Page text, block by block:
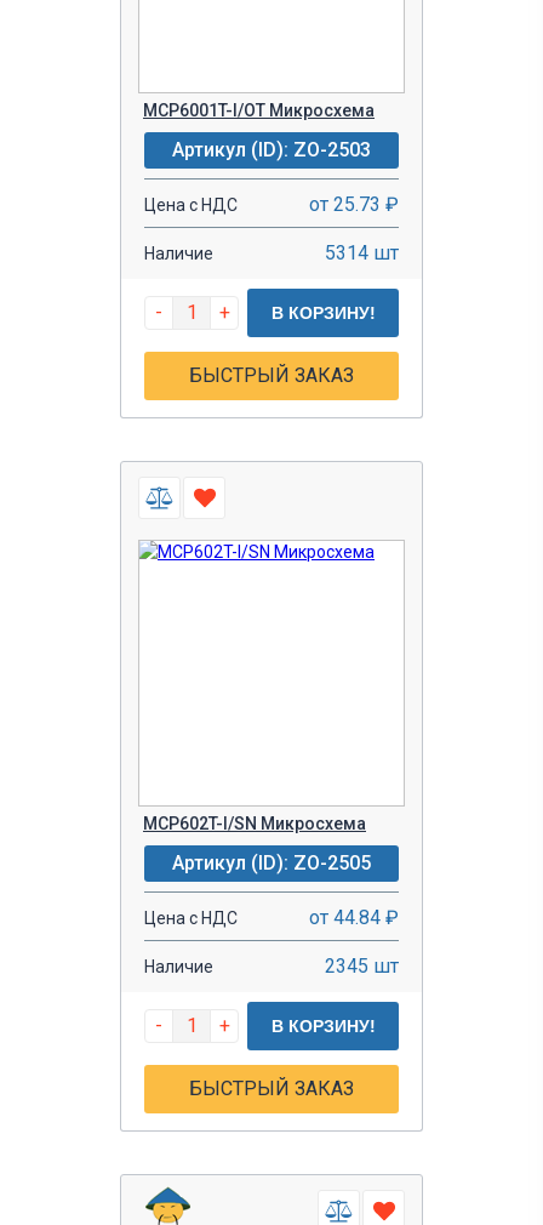
MCP6001T-I/OT Микросхема
Артикул (ID): ZO-2503
Цена с НДС от 25.73 ₽
Наличие 5314 шт
- + В КОРЗИНУ!
БЫСТРЫЙ ЗАКАЗ
MCP602T-I/SN Микросхема
Артикул (ID): ZO-2505
Цена с НДС от 44.84 ₽
Наличие 2345 шт
- + В КОРЗИНУ!
БЫСТРЫЙ ЗАКАЗ